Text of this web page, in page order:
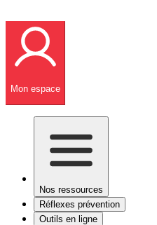
Mon espace
Nos ressources
Réflexes prévention
Outils en ligne